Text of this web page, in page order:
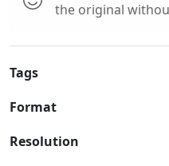
the original
Tags
Format
Resolution